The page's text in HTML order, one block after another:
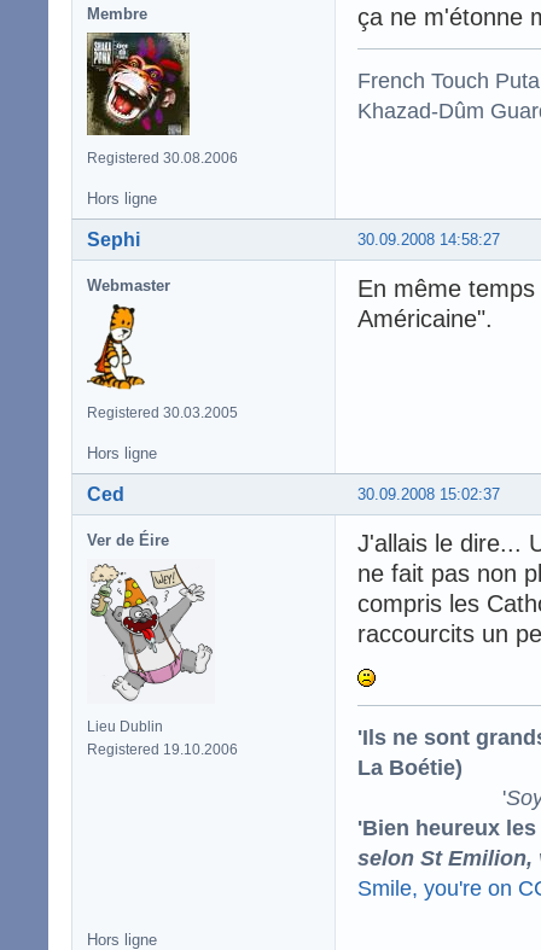
Membre
Registered 30.08.2006
ça ne m'étonne
French Touch
Khazad-Dûm
Hors ligne
30.09.2008 14:58:27
Sephi
Webmaster
Registered 30.03.2005
En même
Américaine".
Hors ligne
30.09.2008 15:02:37
Ced
Ver de Éire
Lieu Dublin
Registered 19.10.2006
J'allais le dire...
ne fait pas non
compris les
raccourcits un
'Ils ne sont
La Boétie)
'
'Bien heureux
selon St Emilion,
Smile, you're on
Hors ligne